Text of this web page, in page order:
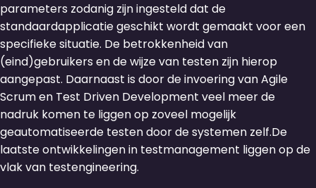
parameters zodanig zijn ingesteld dat de
standaardapplicatie geschikt wordt gemaakt voor een
specifieke situatie. De betrokkenheid van
(eind)gebruikers en de wijze van testen zijn hierop
aangepast. Daarnaast is door de invoering van Agile
Scrum en Test Driven Development veel meer de
nadruk komen te liggen op zoveel mogelijk
geautomatiseerde testen door de systemen zelf.De
laatste ontwikkelingen in testmanagement liggen op de
vlak van testengineering.